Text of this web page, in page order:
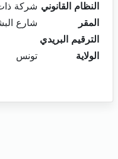
النظام القانوني شركة
المقر
شارع البشير
الترقيم البريدي
الولاية
تونس